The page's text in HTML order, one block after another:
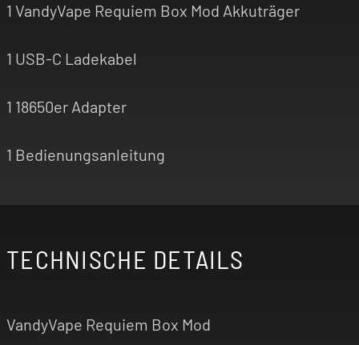
1 VandyVape Requiem Box Mod Akkuträger
1 USB-C Ladekabel
1 18650er Adapter
1 Bedienungsanleitung
TECHNISCHE DETAILS
VandyVape Requiem Box Mod